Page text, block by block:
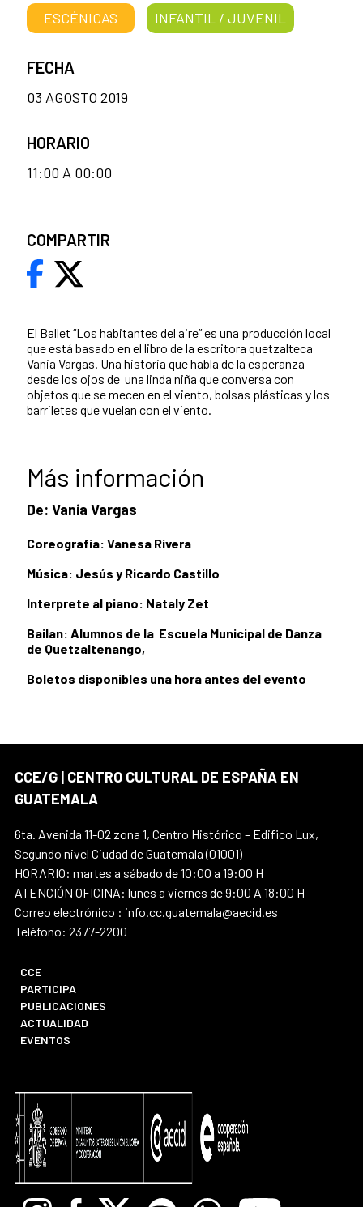
El Ballet “Los habitantes del aire” es una producción local
que está basado en el libro de la escritora quetzalteca
Vania Vargas. Una historia que habla de la esperanza
desde los ojos de una linda niña que conversa con
objetos que se mecen en el viento, bolsas plásticas y los
barriletes que vuelan con el viento.
Más información
De: Vania Vargas
Coreografía: Vanesa Rivera
Música: Jesús y Ricardo Castillo
Interprete al piano: Nataly Zet
Bailan: Alumnos de la Escuela Municipal de Danza
de Quetzaltenango,
Boletos disponibles una hora antes del evento
ESCÉNICAS INFANTIL / JUVENIL
FECHA
03 AGOSTO 2019
HORARIO
11:00 A 00:00
COMPARTIR
CCE/G | CENTRO CULTURAL DE ESPAÑA EN
GUATEMALA
6ta. Avenida 11-02 zona 1, Centro Histórico – Edifico Lux,
Segundo nivel Ciudad de Guatemala (01001)
HORARIO: martes a sábado de 10:00 a 19:00 H
ATENCIÓN OFICINA: lunes a viernes de 9:00 A 18:00 H
Correo electrónico : info.cc.guatemala@aecid.es
Teléfono: 2377-2200
CCE
PARTICIPA
PUBLICACIONES
ACTUALIDAD
EVENTOS